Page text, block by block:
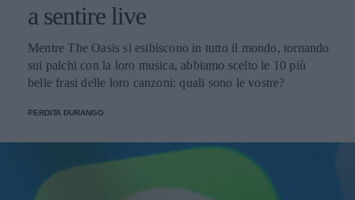
a sentire live
Mentre The Oasis si esibiscono in tutto il mondo, tornando
sui palchi con la loro musica, abbiamo scelto le 10 più
belle frasi delle loro canzoni: quali sono le vostre?
PERDITA DURANGO